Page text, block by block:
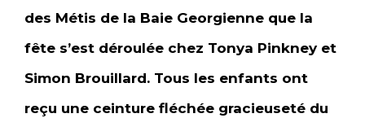
des Métis de la Baie Georgienne que la
fête s’est déroulée chez Tonya Pinkney et
Simon Brouillard. Tous les enfants ont
reçu une ceinture fléchée gracieuseté du